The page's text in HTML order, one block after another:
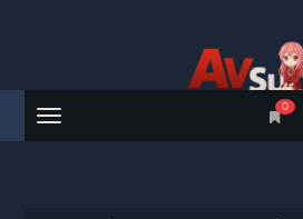
Menu
0